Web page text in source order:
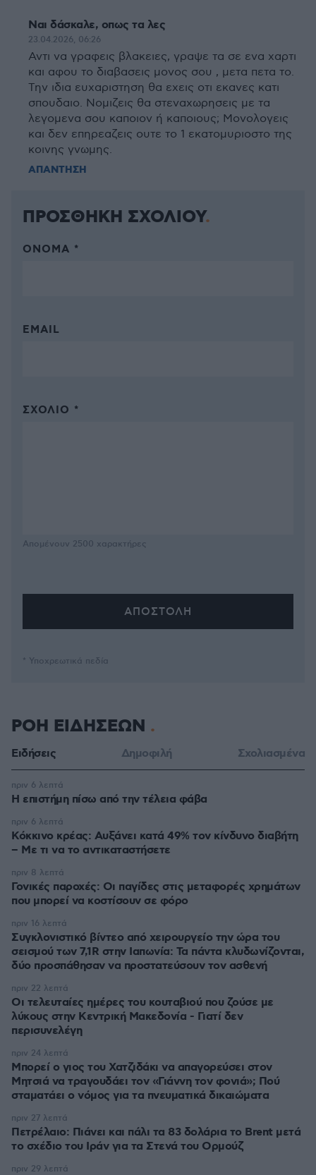
Ναι δάσκαλε, οπως τα λες
23.04.2026, 06:26
Αντι να γραφεις βλακειες, γραψε τα σε ενα χαρτι
και αφου το διαβασεις μονος σου , μετα πετα το.
Την ιδια ευχαριστηση θα εχεις οτι εκανες κατι
σπουδαιο. Νομιζεις θα στεναχωρησεις με τα
λεγομενα σου καποιον ή καποιους; Μονολογεις
και δεν επηρεαζεις ουτε το 1 εκατομυριοστο της
κοινης γνωμης.
ΑΠΑΝΤΗΣΗ
ΠΡΟΣΘΗΚΗ ΣΧΟΛΙΟΥ
ΌΝΟΜΑ *
EMAIL
ΣΧΌΛΙΟ *
Απομένουν 2500 χαρακτήρες
* Υποχρεωτικά πεδία
ΡΟΗ ΕΙΔΗΣΕΩΝ
Ειδήσεις Δημοφιλή Σχολιασμένα
Η επιστήμη πίσω από την τέλεια φάβα
πριν 6 λεπτά
Κόκκινο κρέας: Αυξάνει κατά 49% τον κίνδυνο διαβήτη
– Με τι να το αντικαταστήσετε
πριν 6 λεπτά
Γονικές παροχές: Οι παγίδες στις μεταφορές χρημάτων
που μπορεί να κοστίσουν σε φόρο
πριν 8 λεπτά
Συγκλονιστικό βίντεο από χειρουργείο την ώρα του
σεισμού των 7,1R στην Ιαπωνία: Τα πάντα κλυδωνίζονται,
δύο προσπάθησαν να προστατεύσουν τον ασθενή
πριν 16 λεπτά
Οι τελευταίες ημέρες του κουταβιού που ζούσε με
λύκους στην Κεντρική Μακεδονία - Γιατί δεν
περισυνελέγη
πριν 22 λεπτά
Μπορεί ο γιος του Χατζιδάκι να απαγορεύσει στον
Μητσιά να τραγουδάει τον «Γιάννη τον φονιά»; Πού
σταματάει ο νόμος για τα πνευματικά δικαιώματα
πριν 24 λεπτά
Πετρέλαιο: Πιάνει και πάλι τα 83 δολάρια το Brent μετά
το σχέδιο του Ιράν για τα Στενά του Ορμούζ
πριν 27 λεπτά
πριν 29 λεπτά